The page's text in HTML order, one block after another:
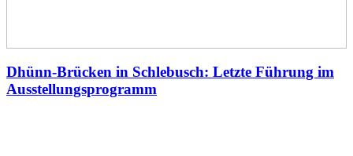
Dhünn-Brücken in Schlebusch: Letzte Führung im
Ausstellungsprogramm